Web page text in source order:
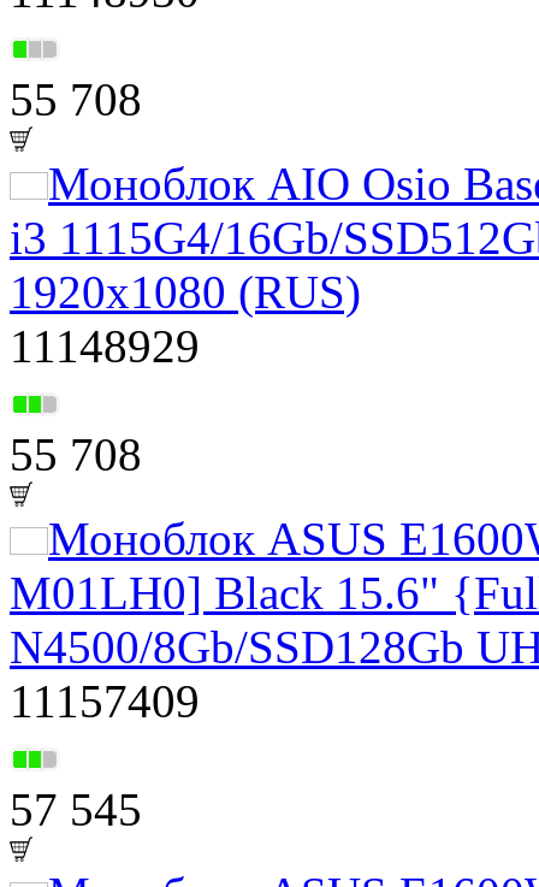
55 708
Моноблок AIO Osio
i3 1115G4/16Gb/
1920x1080 (RUS)
11148929
55 708
Моноблок ASUS
M01LH0] Black 15.6"
N4500/8Gb/SSD128Gb
11157409
57 545